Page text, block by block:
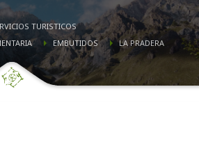
TURISTICOS
EMBUTIDOS LA PRADERA